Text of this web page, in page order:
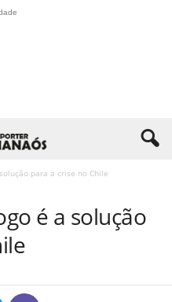
para a crise no Chile
é a solução